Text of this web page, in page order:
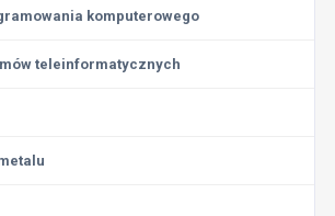
komputerowego
teleinformatycznych